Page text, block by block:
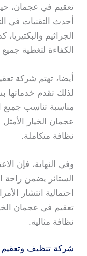
تعقيم في عجمان،
أحدث التقنيات في
الجراثيم
الكفاءة لتغطية
أيضا، تهتم شركة
لذلك تقدم خدماتها
مناسبة تناسب جميع
عجمان الخيار
نظافة متكاملة.
وفي النهاية، فإن
الستائر يضمن راحة
احتمالية انتشار
تعقيم في عجمان
نظافة مثالية.
شركة تنظيف